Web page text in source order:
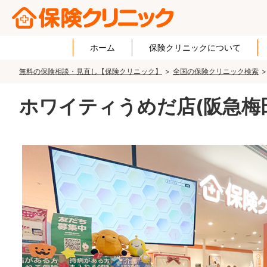
ホーム 保険クリニックについて
無料の保険相談・見直し【保険クリニック】 全国の保険クリニック検索
ホワイティうめだ店(阪急梅